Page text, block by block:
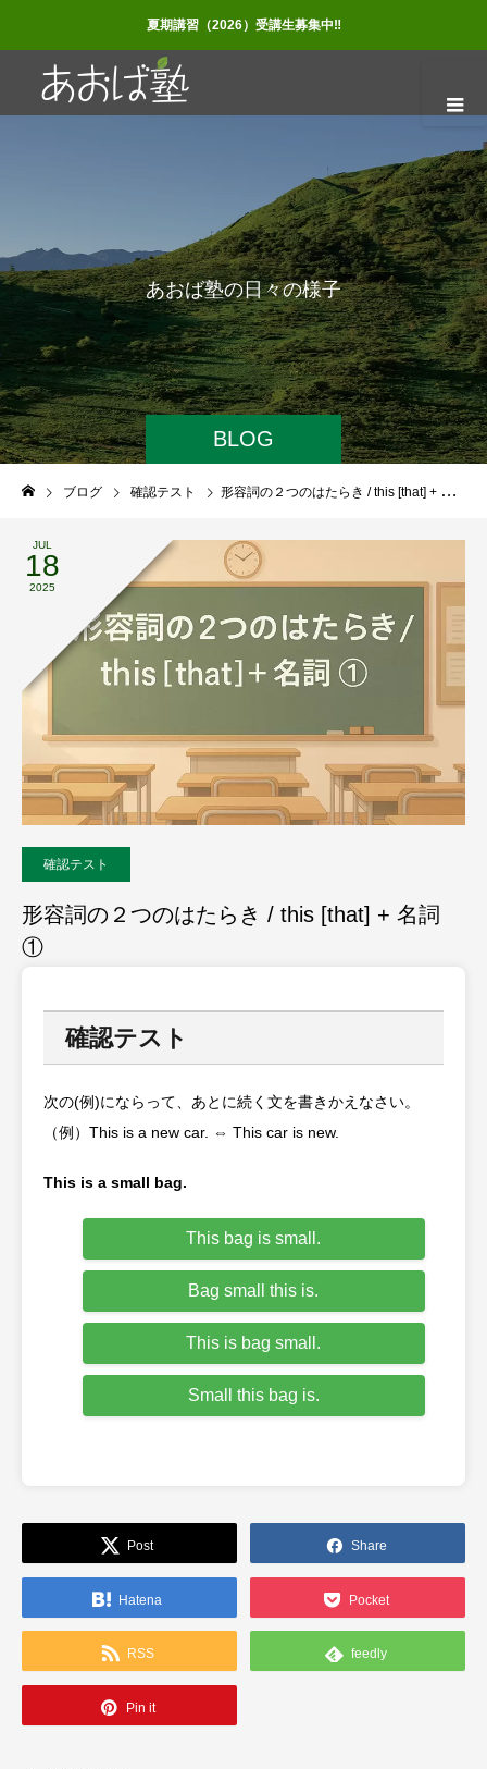
夏期講習（2026）受講生募集中‼
BLOG
あおば塾の日々の様子
ブログ 確認テスト 形容詞の２つのはたらき / this [that] + 名詞 ①
JUL
18
2025
確認テスト
形容詞の２つのはたらき / this [that] + 名詞
①
確認テスト
次の(例)にならって、あとに続く文を書きかえなさい。
（例）This is a new car. ⇔ This car is new.
This is a small bag.
This bag is small.
Bag small this is.
This is bag small.
Small this bag is.
Post Share
Hatena Pocket
RSS feedly
Pin it